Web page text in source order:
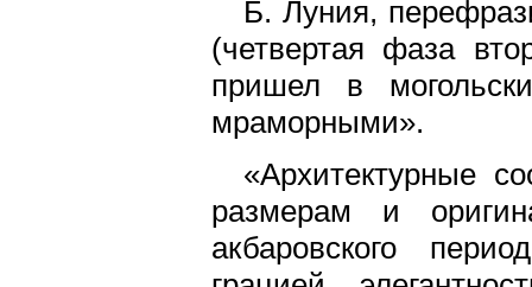
Б. Луния,
(четвертая фаза
пришел в
мраморными».
«Архитектурные
размерам и
акбаровского